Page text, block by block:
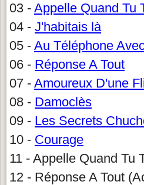
03 - Appelle Quand Tu
04 - J'habitais là
05 - Au Téléphone
06 - Réponse A Tout
07 - Amoureux D'une
08 - Damoclès
09 - Les Secrets
10 - Courage
11 - Appelle Quand Tu
12 - Réponse A Tout